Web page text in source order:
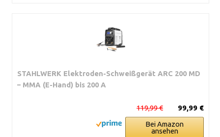
STAHLWERK Elektroden-Schweißgerät ARC 200 MD
– MMA (E-Hand) bis 200 A
99,99 €
119,99 €
Bei Amazon
ansehen